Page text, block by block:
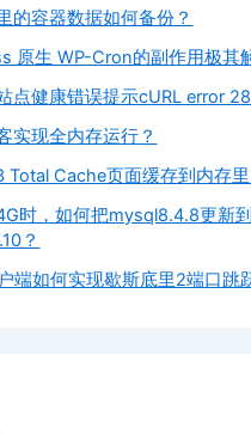
的容器数据如何备份？
原生 WP-Cron的副作用极其
点健康错误提示cURL error 28
实现全内存运行？
Total Cache页面缓存到内存里
时，如何把mysql8.4.8更新到
？
端如何实现歇斯底里2端口跳